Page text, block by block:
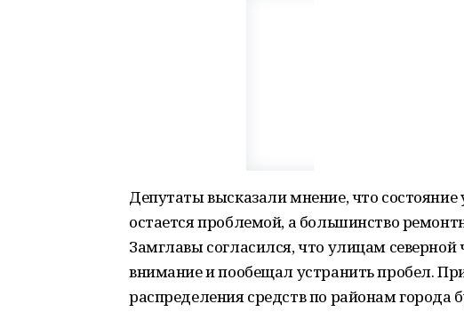
Депутаты высказали мнение, что
остается проблемой, а большинство
Замглавы согласился, что улицам северной
внимание и пообещал устранить пробел.
распределения средств по районам города